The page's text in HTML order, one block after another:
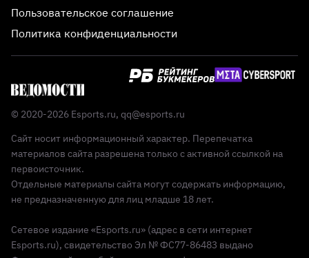
Пользовательское соглашение
Политика конфиденциальности
© 2020-2026 Esports.ru, qq@esports.ru
Сайт носит информационный характер. Перепечатка
материалов сайта разрешена только с активной ссылкой на
первоисточник.
Отдельные материалы сайта могут содержать информацию,
не предназначенную для лиц младше 18 лет.
Сетевое издание «Esports.ru» (адрес в сети интернет
Esports.ru), свидетельство Эл № ФС77-86483 выдано